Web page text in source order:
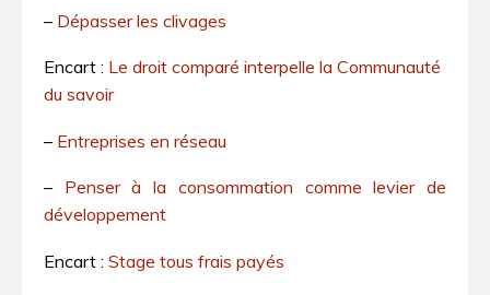
– Dépasser les clivages
Encart : Le droit comparé interpelle la Communauté
du savoir
– Entreprises en réseau
– Penser à la consommation comme levier de
développement
Encart : Stage tous frais payés